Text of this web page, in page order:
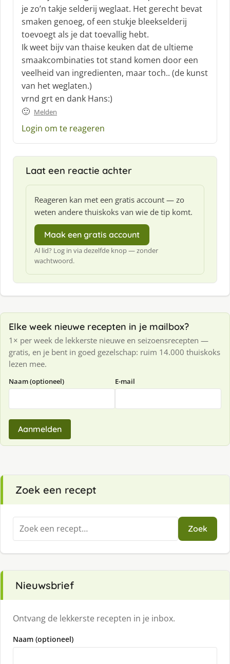
e
e
f
:
je zo’n takje selderij weglaat. Het gerecht bevat
smaken genoeg, of een stukje bleekselderij
toevoegt als je dat toevallig hebt.
Ik weet bijv van thaise keuken dat de ultieme
smaakcombinaties tot stand komen door een
veelheid van ingredienten, maar toch.. (de kunst
van het weglaten.)
vrnd grt en dank Hans:)
🙂 Melden
Login om te reageren
Laat een reactie achter
Reageren kan met een gratis account — zo
weten andere thuiskoks van wie de tip komt.
Maak een gratis account
Al lid? Log in via dezelfde knop — zonder
wachtwoord.
Elke week nieuwe recepten in je mailbox?
1× per week de lekkerste nieuwe en seizoensrecepten —
gratis, en je bent in goed gezelschap: ruim 14.000 thuiskoks
lezen mee.
Naam (optioneel) E-mail
Aanmelden
Zoek een recept
Zoeken
naar:
Zoek
Nieuwsbrief
Ontvang de lekkerste recepten in je inbox.
Naam (optioneel)